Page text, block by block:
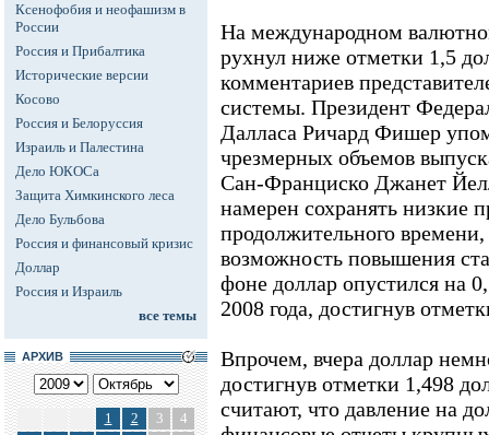
Ксенофобия и неофашизм в
России
Россия и Прибалтика
Исторические версии
Косово
Россия и Белоруссия
Израиль и Палестина
Дело ЮКОСа
Защита Химкинского леса
Дело Бульбова
Россия и финансовый кризис
Доллар
Россия и Израиль
все темы
АРХИВ
1 2 3
4
На международном
рухнул ниже отметки 1,5
комментариев
системы. Президент
Далласа Ричард Фишер
чрезмерных объемов
Сан-Франциско Джанет
намерен сохранять низкие
продолжительного времени,
возможность повышения
фоне доллар опустился на
2008 года, достигнув
Впрочем, вчера доллар
достигнув отметки 1,498
считают, что давление на